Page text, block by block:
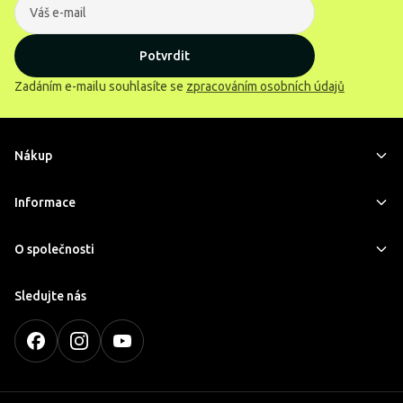
Potvrdit
Zadáním e-mailu souhlasíte se zpracováním osobních údajů
Nákup
Informace
O společnosti
Sledujte nás